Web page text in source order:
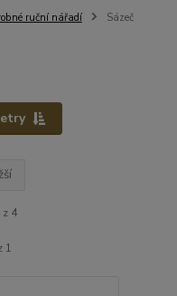
ruční nářadí
Sázeč
4
1